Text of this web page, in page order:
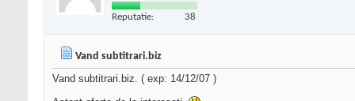
Reputatie: 38
Vand subtitrari.biz
Vand subtitrari.biz. ( exp: 14/12/07 )